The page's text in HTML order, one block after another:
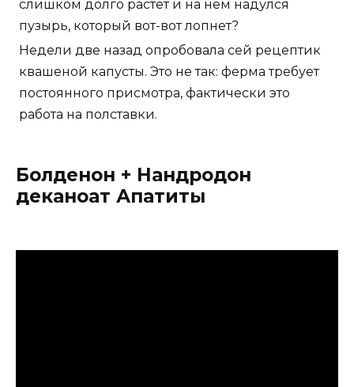
слишком долго растет и на нем надулся
пузырь, который вот-вот лопнет?
Недели две назад опробовала сей рецептик
квашеной капусты. Это не так: ферма требует
постоянного присмотра, фактически это
работа на полставки.
Болденон + Нандродон
деканоат Апатиты